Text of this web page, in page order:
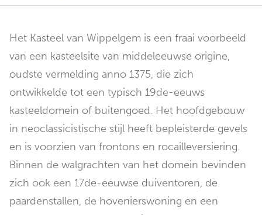
Het Kasteel van Wippelgem is een fraai voorbeeld
van een kasteelsite van middeleeuwse origine,
oudste vermelding anno 1375, die zich
ontwikkelde tot een typisch 19de-eeuws
kasteeldomein of buitengoed. Het hoofdgebouw
in neoclassicistische stijl heeft bepleisterde gevels
en is voorzien van frontons en rocailleversiering.
Binnen de walgrachten van het domein bevinden
zich ook een 17de-eeuwse duiventoren, de
paardenstallen, de hovenierswoning en een